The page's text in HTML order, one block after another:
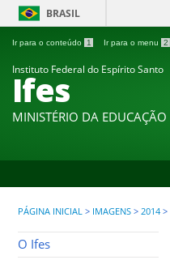
BRASIL
Ir para o conteúdo 1 Ir para o menu 2
Instituto Federal do Espírito Santo
Ifes
MINISTÉRIO DA EDUCAÇÃO
PÁGINA INICIAL > IMAGENS > 2014 >
O Ifes